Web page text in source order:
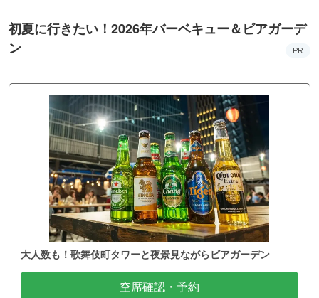
初夏に行きたい！2026年バーベキュー＆ビアガーデ
ン
PR
大人数も！歌舞伎町タワーと夜景見ながらビアガーデン
空席確認・予約